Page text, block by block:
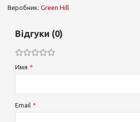
Виробник: Green Hill
Відгуки (0)
Имя
Email